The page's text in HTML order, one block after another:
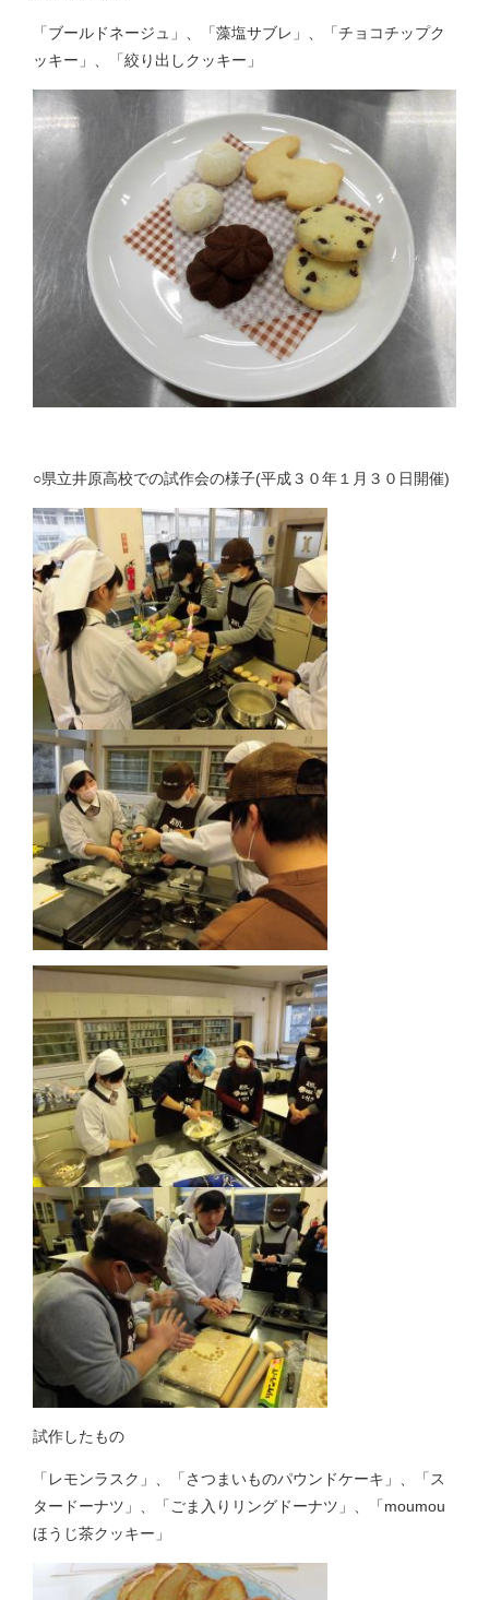
「ブールドネージュ」、「藻塩サブレ」、「チョコチップク
ッキー」、「絞り出しクッキー」
○県立井原高校での試作会の様子(平成３０年１月３０日開催)
試作したもの
「レモンラスク」、「さつまいものパウンドケーキ」、「ス
タードーナツ」、「ごま入りリングドーナツ」、「moumou
ほうじ茶クッキー」